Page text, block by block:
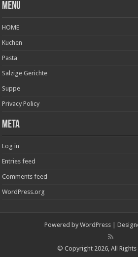
Menu
HOME
Kuchen
Pasta
Salzige Gerichte
Suppe
Privacy Policy
Meta
Log in
Entries feed
Comments feed
WordPress.org
Powered by WordPress |
© Copyright 2026, All Rights